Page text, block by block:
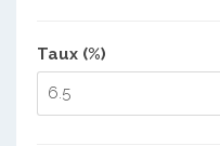
Taux (%)